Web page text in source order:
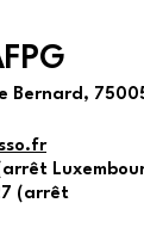
Bernard,
(arrêt